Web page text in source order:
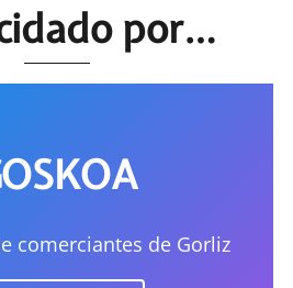
por…
comerciantes de Gorliz